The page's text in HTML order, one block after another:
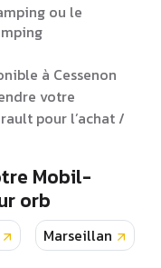
ou le
à Cessenon
votre
pour l’achat /
Mobil-
orb
Marseillan